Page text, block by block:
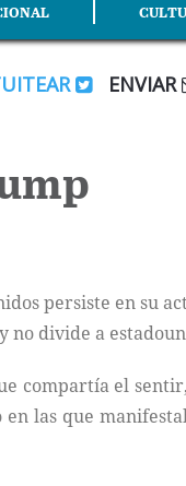
ENVIAR
persiste en su
divide a
compartía el
las que